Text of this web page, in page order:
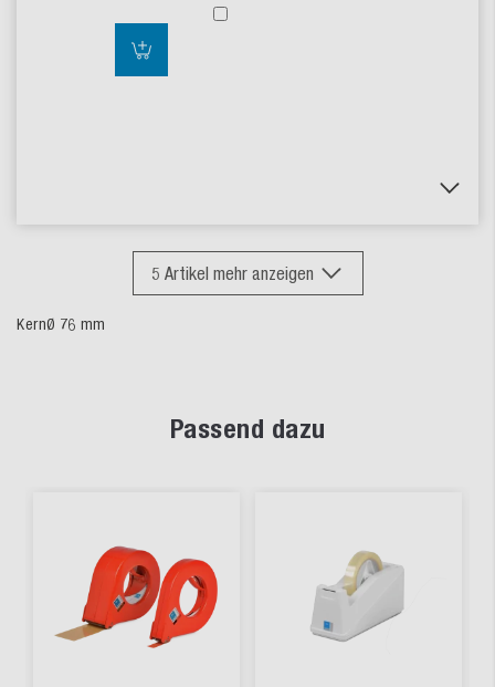
5 Artikel mehr anzeigen
KernØ 76 mm
Passend dazu